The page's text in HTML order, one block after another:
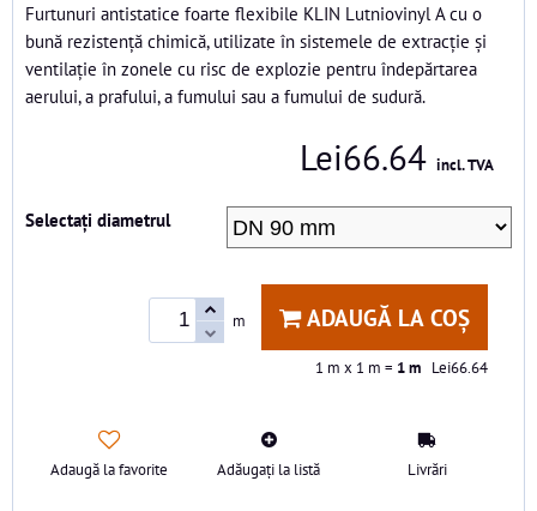
Furtunuri antistatice foarte flexibile KLIN Lutniovinyl A cu o
bună rezistență chimică, utilizate în sistemele de extracție și
ventilație în zonele cu risc de explozie pentru îndepărtarea
aerului, a prafului, a fumului sau a fumului de sudură.
Lei66.64 incl. TVA
Selectați diametrul
m ADAUGĂ LA COȘ
1 m x 1 m = 1m Lei66.64
Adaugă la favorite Adăugați la listă Livrări